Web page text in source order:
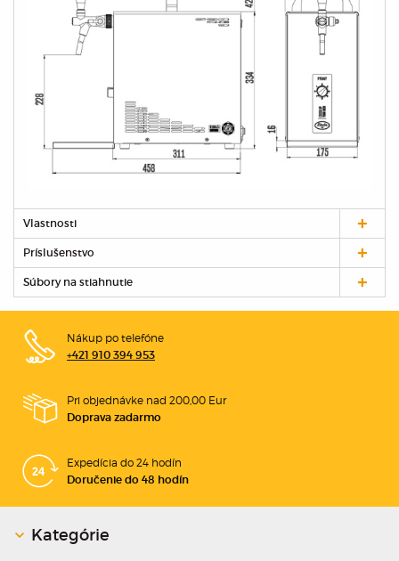
Vlastnosti
Príslušenstvo
Súbory na stiahnutie
Nákup po telefóne
+421 910 394 953
Pri objednávke nad 200,00 Eur
Doprava zadarmo
Expedícia do 24 hodín
Doručenie do 48 hodín
Kategórie